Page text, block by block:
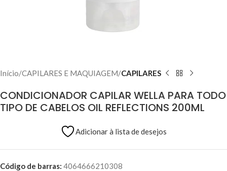
Início CAPILARES E MAQUIAGEM CAPILARES
CONDICIONADOR CAPILAR WELLA PARA TODO
TIPO DE CABELOS OIL REFLECTIONS 200ML
Adicionar à lista de desejos
Código de barras: 4064666210308